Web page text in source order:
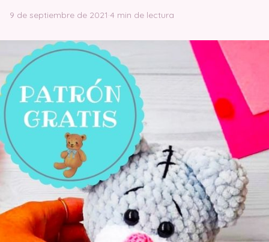
9 de septiembre de 2021·4 min de lectura